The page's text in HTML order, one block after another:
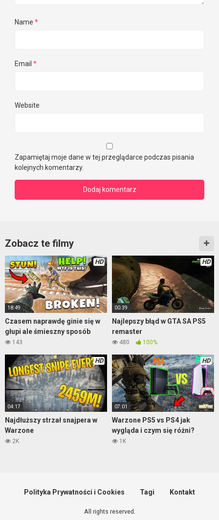
Name *
Email *
Website
Zapamiętaj moje dane w tej przeglądarce podczas pisania
kolejnych komentarzy.
Zobacz te filmy
HD
18:49
Czasem naprawdę ginie się w
głupi ale śmieszny sposób
143
HD
00:39
Najlepszy błąd w GTA SA PS5
remaster
480 100%
HD
04:17
Najdłuższy strzał snajpera w
Warzone
2K
HD
07:01
Warzone PS5 vs PS4 jak
wygląda i czym się różni?
1K
Polityka Prywatności i Cookies Tagi Kontakt
All rights reserved.